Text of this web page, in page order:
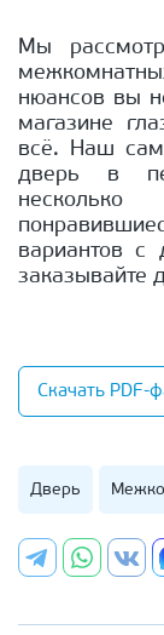
Мы
нюансов вы
магазине
всё. Наш
дверь в
несколько
вариантов с
заказывайте
Скачать PDF-
Дверь